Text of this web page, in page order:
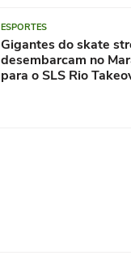
ESPORTES
Gigantes do skate
desembarcam no
para o SLS Rio